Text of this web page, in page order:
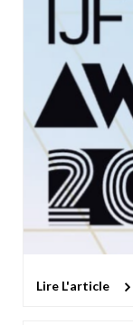
Lire L'article